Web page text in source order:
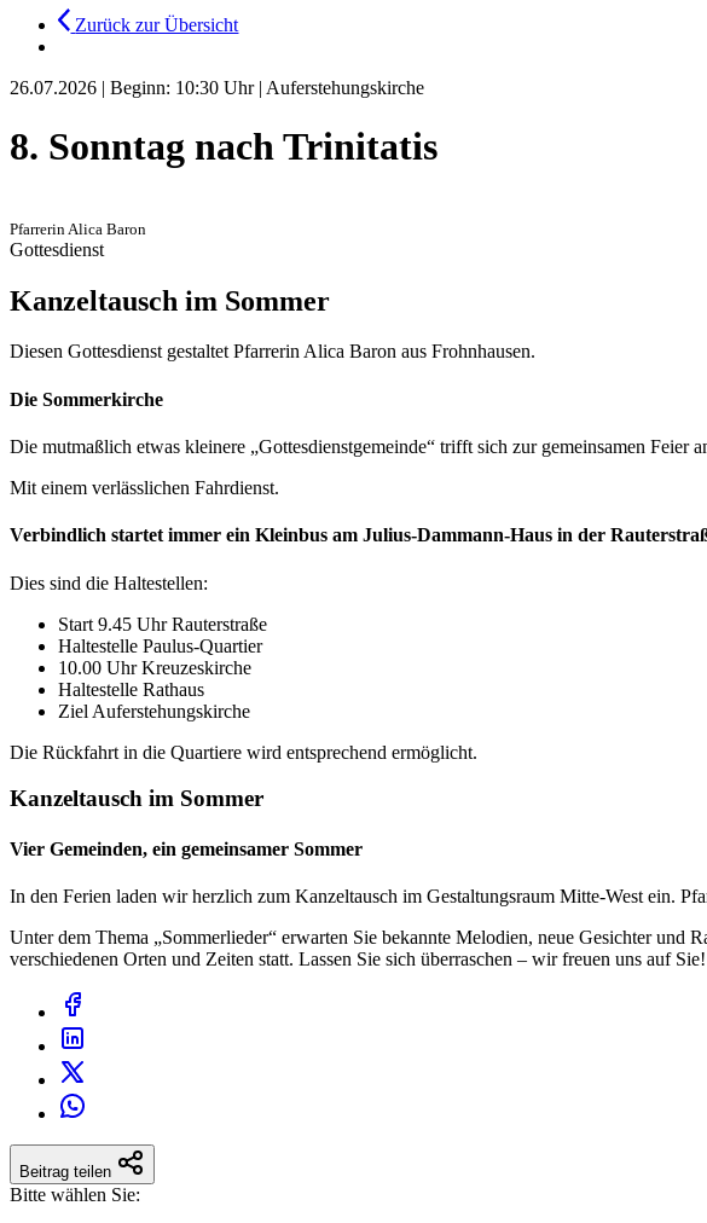
Zurück zur Übersicht
26.07.2026 | Beginn: 10:30 Uhr | Auferstehungskirche
8. Sonntag nach Trinitatis
Pfarrerin Alica Baron
Gottesdienst
Kanzeltausch im Sommer
Diesen Gottesdienst gestaltet Pfarrerin Alica Baron aus Frohnhausen.
Die Sommerkirche
Die mutmaßlich etwas kleinere „Gottesdienstgemeinde“ trifft sich zur gemeinsamen
Mit einem verlässlichen Fahrdienst.
Verbindlich startet immer ein Kleinbus am Julius-Dammann-Haus in der
Dies sind die Haltestellen:
Start 9.45 Uhr Rauterstraße
Haltestelle Paulus-Quartier
10.00 Uhr Kreuzeskirche
Haltestelle Rathaus
Ziel Auferstehungskirche
Die Rückfahrt in die Quartiere wird entsprechend ermöglicht.
Kanzeltausch im Sommer
Vier Gemeinden, ein gemeinsamer Sommer
In den Ferien laden wir herzlich zum Kanzeltausch im Gestaltungsraum Mitte-West ein.
Unter dem Thema „Sommerlieder“ erwarten Sie bekannte Melodien, neue Gesichter
verschiedenen Orten und Zeiten statt. Lassen Sie sich überraschen – wir freuen uns auf Sie!
Beitrag teilen
Bitte wählen Sie: